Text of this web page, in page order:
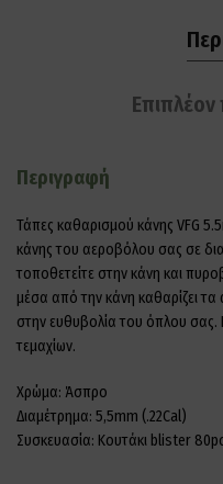
Περιγραφή
Τάπες καθαρισμού κάνης VFG
κάνης του αεροβόλου σας σε
τοποθετείτε στην κάνη και
μέσα από την κάνη καθαρίζει
στην ευθυβολία του όπλου σας.
τεμαχίων.
Χρώμα: Άσπρο
Διαμέτρημα: 5,5mm (.22Cal)
Συσκευασία: Κουτάκι blister